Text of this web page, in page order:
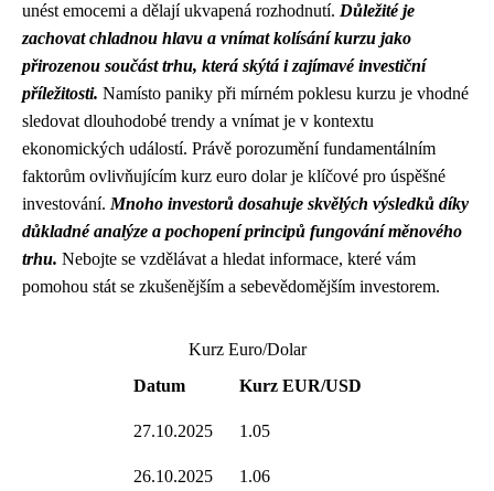
unést emocemi a dělají ukvapená rozhodnutí. Důležité je
zachovat chladnou hlavu a vnímat kolísání kurzu jako
přirozenou součást trhu, která skýtá i zajímavé investiční
příležitosti. Namísto paniky při mírném poklesu kurzu je vhodné
sledovat dlouhodobé trendy a vnímat je v kontextu
ekonomických událostí. Právě porozumění fundamentálním
faktorům ovlivňujícím kurz euro dolar je klíčové pro úspěšné
investování. Mnoho investorů dosahuje skvělých výsledků díky
důkladné analýze a pochopení principů fungování měnového
trhu. Nebojte se vzdělávat a hledat informace, které vám
pomohou stát se zkušenějším a sebevědomějším investorem.
Kurz Euro/Dolar
Datum
Kurz EUR/USD
27.10.2025 1.05
26.10.2025 1.06